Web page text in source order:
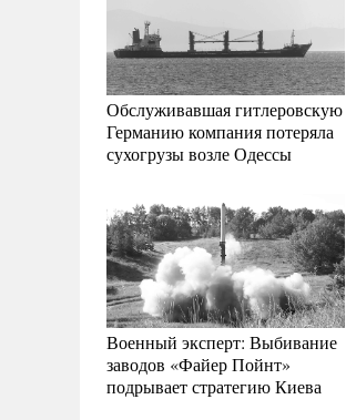
Обслуживавшая гитлеровскую
Германию компания потеряла
сухогрузы возле Одессы
Военный эксперт: Выбивание
заводов «Файер Пойнт»
подрывает стратегию Киева